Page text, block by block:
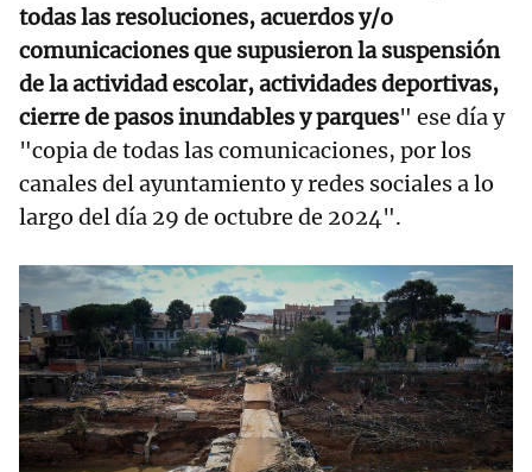
todas las resoluciones, acuerdos y/o
comunicaciones que supusieron la suspensión
de la actividad escolar, actividades deportivas,
cierre de pasos inundables y parques" ese día y
"copia de todas las comunicaciones, por los
canales del ayuntamiento y redes sociales a lo
largo del día 29 de octubre de 2024".